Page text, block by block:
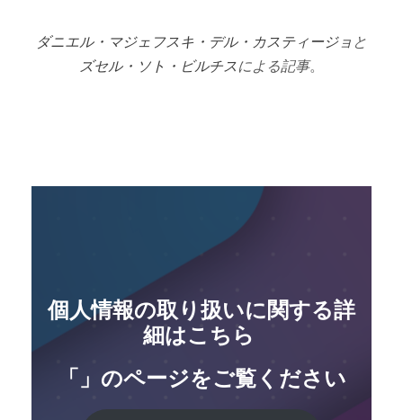
ダニエル・マジェフスキ・デル・カスティージョ と
ズセル・ソト・ビルチスによる記事。
個人情報の取り扱いに関する詳
細はこちら
「」のページをご覧ください